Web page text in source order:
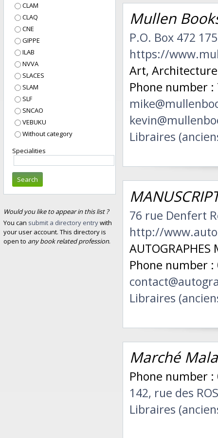
CLAM
CLAQ
CNE
GIPPE
ILAB
NVVA
SLACES
SLAM
SLF
SNCAO
VEBUKU
Without category
Specialities
Search
Would you like to appear in this list ?
You can submit a directory entrywith
your user account. This directory is
open to any book related profession.
Mullen
P.O. Box 472
https://
Art,
Phone number :
Libraires
76 rue Denfert
http://
AUTOGRAPHES
Phone number :
Libraires
Marché
Phone number :
142, rue des
Libraires